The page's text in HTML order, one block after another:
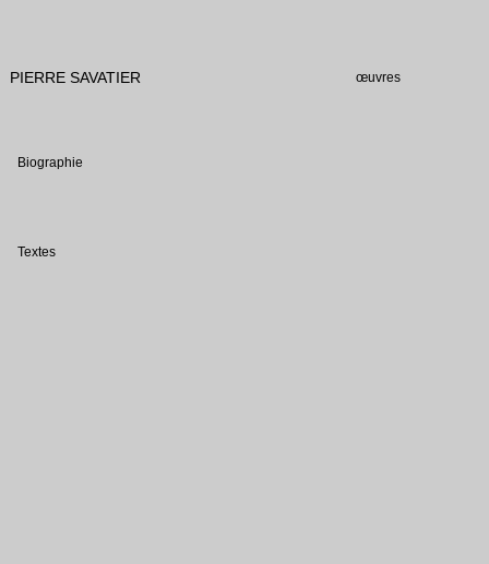
PIERRE SAVATIER œuvres
Biographie
Textes